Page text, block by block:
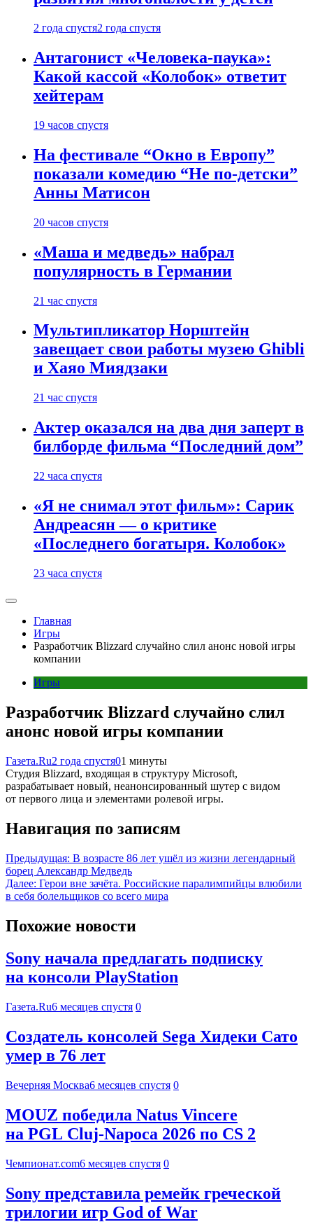
2 года спустя2 года спустя
Антагонист «Человека-паука»:
Какой кассой «Колобок» ответит
хейтерам
19 часов спустя
На фестивале “Окно в Европу”
показали комедию “Не по-детски”
Анны Матисон
20 часов спустя
«Маша и медведь» набрал
популярность в Германии
21 час спустя
Мультипликатор Норштейн
завещает свои работы музею Ghibli
и Хаяо Миядзаки
21 час спустя
Актер оказался на два дня заперт в
билборде фильма “Последний дом”
22 часа спустя
«Я не снимал этот фильм»: Сарик
Андреасян — о критике
«Последнего богатыря. Колобок»
23 часа спустя
Главная
Игры
Разработчик Blizzard случайно слил анонс новой игры
компании
Игры
Разработчик Blizzard случайно слил
анонс новой игры компании
Газета.Ru2 года спустя01 минуты
Студия Blizzard, входящая в структуру Microsoft,
разрабатывает новый, неанонсированный шутер с видом
от первого лица и элементами ролевой игры.
Навигация по записям
Предыдущая: В возрасте 86 лет ушёл из жизни легендарный
борец Александр Медведь
Далее: Герои вне зачёта. Российские паралимпийцы влюбили
в себя болельщиков со всего мира
Похожие новости
Sony начала предлагать подписку
на консоли PlayStation
Газета.Ru6 месяцев спустя 0
Создатель консолей Sega Хидеки Сато
умер в 76 лет
Вечерняя Москва6 месяцев спустя 0
MOUZ победила Natus Vincere
на PGL Cluj-Napoca 2026 по CS 2
Чемпионат.com6 месяцев спустя 0
Sony представила ремейк греческой
трилогии игр God of War